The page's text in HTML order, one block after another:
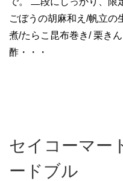
ごぼうの胡麻和え/帆立の
煮/たらこ昆布巻き/ 栗き
酢・・・
セイコーマ
ードブル